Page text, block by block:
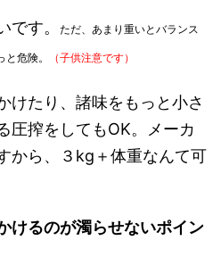
です。 ただ、あまり重いとバランス
危険。 （子供注意です）
けたり、諸味をもっと小さ
圧搾をしてもOK。メーカ
から、３kg＋体重なんて可
けるのが濁らせないポイン